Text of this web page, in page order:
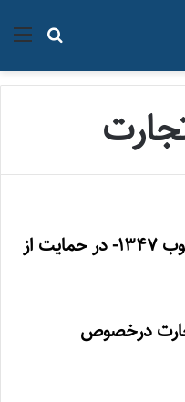
جستجو
لایحه اصلاح قانون تجارت -مصوب 1347- در حمایت از
درخصوص